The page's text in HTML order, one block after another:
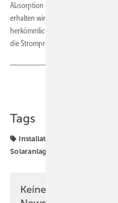
Absorption der Sonnenstrahlung.
erhalten wir wesentlich mehr
herkömmlichen Stringsystem, und
die Stromproduktion noch weiter“,
Tags
Installation
Solaranlage
Keine Zeit? Kein